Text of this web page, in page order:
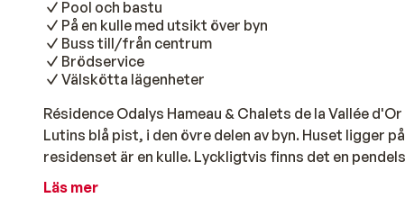
Pool och bastu
På en kulle med utsikt över byn
Buss till/från centrum
Brödservice
Välskötta lägenheter
Résidence Odalys Hameau & Chalets de la Vallée
Lutins blå pist, i den övre delen av byn. Huset ligger
residenset är en kulle. Lyckligtvis finns det en
från centrum var tionde minut. Tack vare sitt höga
Läs mer